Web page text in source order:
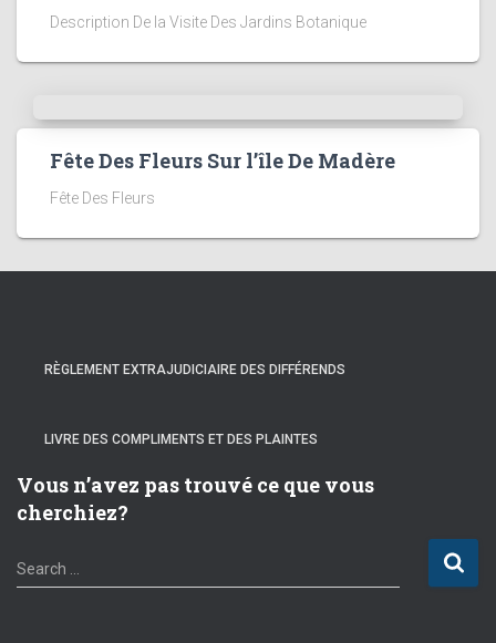
Description De la Visite Des Jardins Botanique
Fête Des Fleurs Sur l’île De Madère
Fête Des Fleurs
RÈGLEMENT EXTRAJUDICIAIRE DES DIFFÉRENDS
LIVRE DES COMPLIMENTS ET DES PLAINTES
Vous n’avez pas trouvé ce que vous
cherchiez?
S
e
Search …